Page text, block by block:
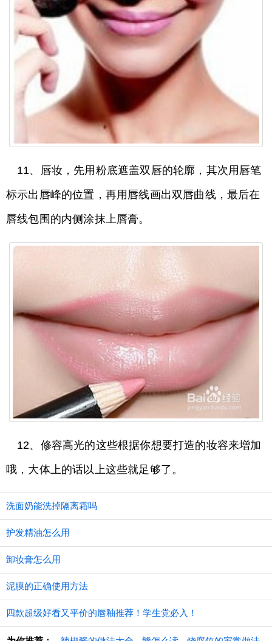
11、唇妆，先用粉底遮盖双唇的轮廓，其次用唇笔
标示出唇峰的位置，再用唇线画出双唇曲线，最后在
唇线包围的内侧涂抹上唇膏。
12、修容高光的这些根据你想要打造的妆容来增加
哦，大体上的话以上这些就足够了。
洗面奶能洗掉隔离霜吗
护发精油怎么用
卸妆膏怎么用
泥膜的正确使用方法
四款超级好看又平价的唇釉推荐！学生党必入！